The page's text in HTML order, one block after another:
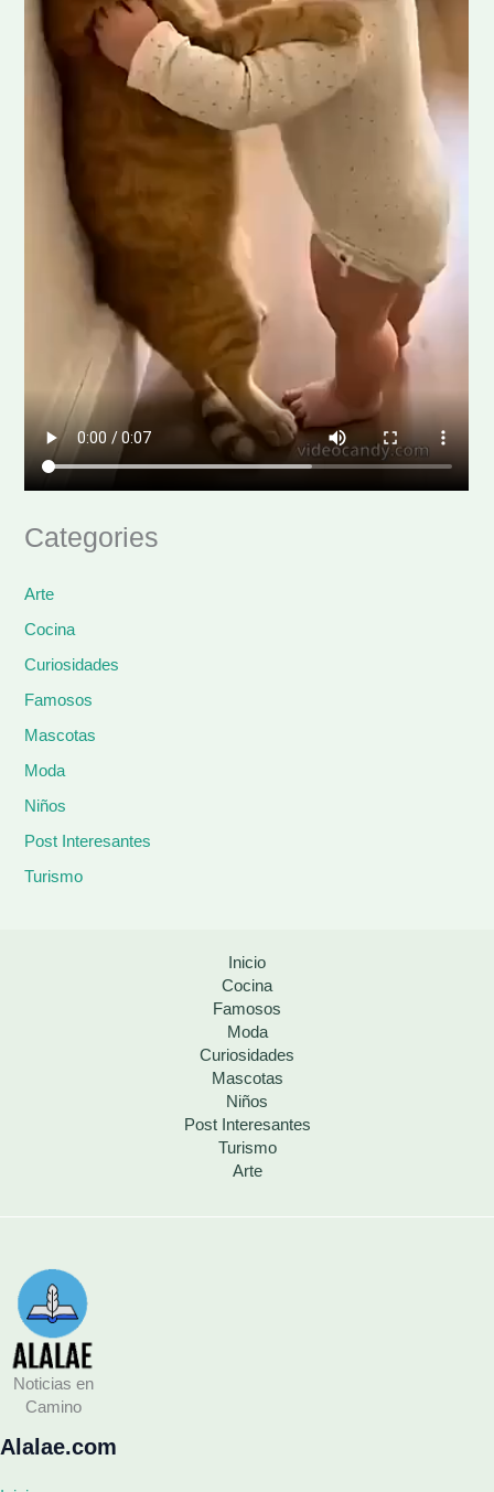
Categories
Arte
Cocina
Curiosidades
Famosos
Mascotas
Moda
Niños
Post Interesantes
Turismo
Inicio
Cocina
Famosos
Moda
Curiosidades
Mascotas
Niños
Post Interesantes
Turismo
Arte
Noticias en
Camino
Alalae.com